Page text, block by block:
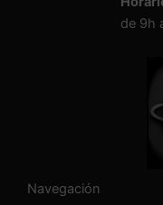
de 9h
Navegación